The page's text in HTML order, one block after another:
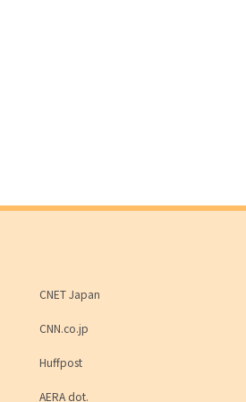
CNET Japan
CNN.co.jp
Huffpost
AERA dot.